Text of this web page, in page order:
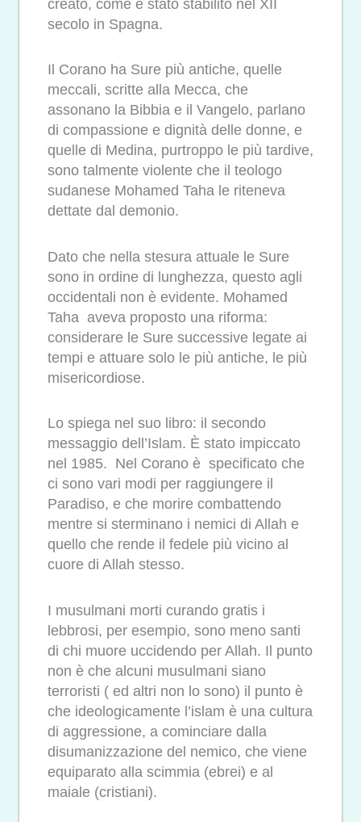
creato, come è stato stabilito nel XII
secolo in Spagna.
Il Corano ha Sure più antiche, quelle
meccali, scritte alla Mecca, che
assonano la Bibbia e il Vangelo, parlano
di compassione e dignità delle donne, e
quelle di Medina, purtroppo le più tardive,
sono talmente violente che il teologo
sudanese Mohamed Taha le riteneva
dettate dal demonio.
Dato che nella stesura attuale le Sure
sono in ordine di lunghezza, questo agli
occidentali non è evidente. Mohamed
Taha aveva proposto una riforma:
considerare le Sure successive legate ai
tempi e attuare solo le più antiche, le più
misericordiose.
Lo spiega nel suo libro: il secondo
messaggio dell’Islam. È stato impiccato
nel 1985. Nel Corano è specificato che
ci sono vari modi per raggiungere il
Paradiso, e che morire combattendo
mentre si sterminano i nemici di Allah e
quello che rende il fedele più vicino al
cuore di Allah stesso.
I musulmani morti curando gratis i
lebbrosi, per esempio, sono meno santi
di chi muore uccidendo per Allah. Il punto
non è che alcuni musulmani siano
terroristi ( ed altri non lo sono) il punto è
che ideologicamente l’islam è una cultura
di aggressione, a cominciare dalla
disumanizzazione del nemico, che viene
equiparato alla scimmia (ebrei) e al
maiale (cristiani).